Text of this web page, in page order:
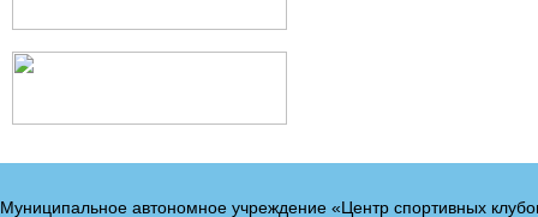
Муниципальное автономное учреждение «Центр спортивных